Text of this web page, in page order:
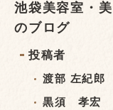
池袋美容室・
のブログ
投稿者
渡部 左紀郎
黒須 孝宏